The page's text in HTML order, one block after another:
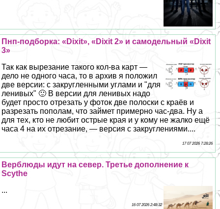
Пнп-подборка: «Dixit», «Dixit 2» и самодельный «Dixit
3»
Так как вырезание такого кол-ва карт —
дело не одного часа, то в архив я положил
две версии: с закругленными углами и "для
ленивых" 🙂 В версии для ленивых надо
будет просто отрезать у фоток две полоски с краёв и
разрезать пополам, что займет примерно час-два. Ну а
для тех, кто не любит острые края и у кому не жалко ещё
часа 4 на их отрезание, — версия с закруглениями....
17 07 2026 7:28:26
Верблюды идут на север. Третье дополнение к
Scythe
...
16 07 2026 2:48:32